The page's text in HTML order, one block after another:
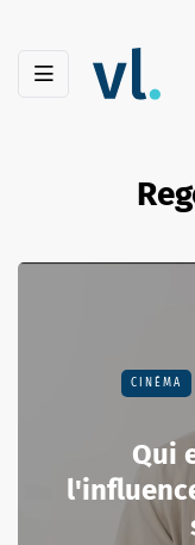
CINÉMA
Qui